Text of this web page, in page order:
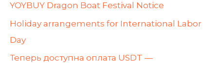
YOYBUY Dragon Boat Festival Notice
Holiday arrangements for International Labor
Day
Теперь доступна оплата USDT —